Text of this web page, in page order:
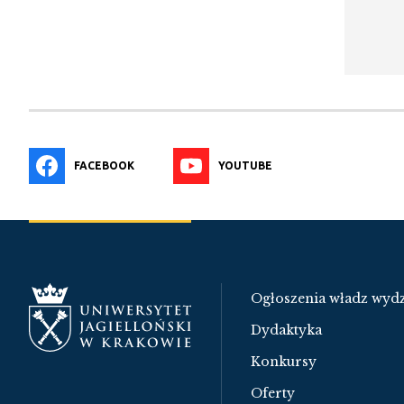
FACEBOOK YOUTUBE
Ogłoszenia władz
Dydaktyka
Konkursy
Oferty